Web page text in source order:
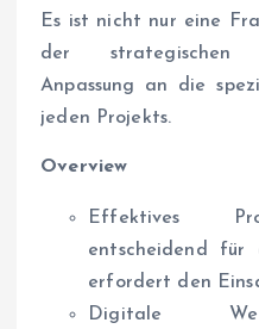
Es ist nicht nur eine
der strategischen
Anpassung an die
jeden Projekts.
Overview
Effektives
entscheidend für
erfordert den
Digitale